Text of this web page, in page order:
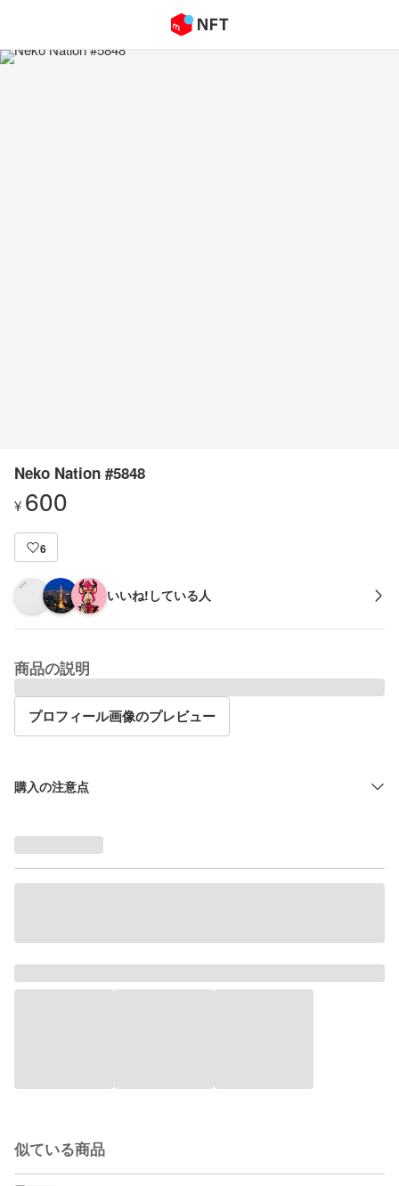
Neko Nation #5848
¥ 600
6
いいね!している人
商品の説明
プロフィール画像のプレビュー
購入の注意点
似ている商品